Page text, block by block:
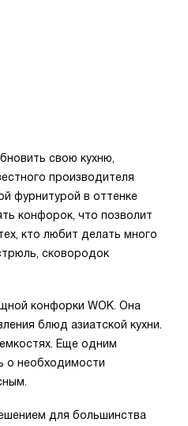
свою кухню,
производителя
фурнитурой в оттенке
конфорок, что позволит
кто любит делать много
сковородок
конфорки WOK. Она
блюд азиатской кухни.
Еще одним
о необходимости
для большинства